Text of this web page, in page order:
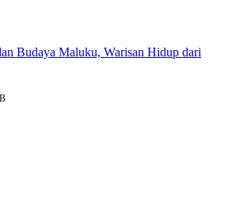
Budaya Maluku, Warisan Hidup dari